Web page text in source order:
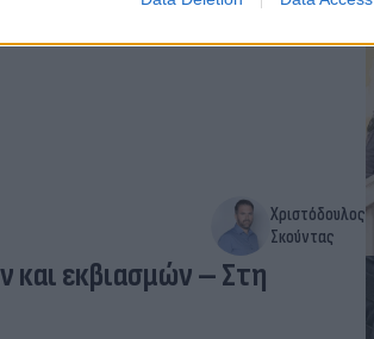
αποφασίστηκε να μην
Χριστόδουλος
Σκούντας
εκβιασμών – Στη